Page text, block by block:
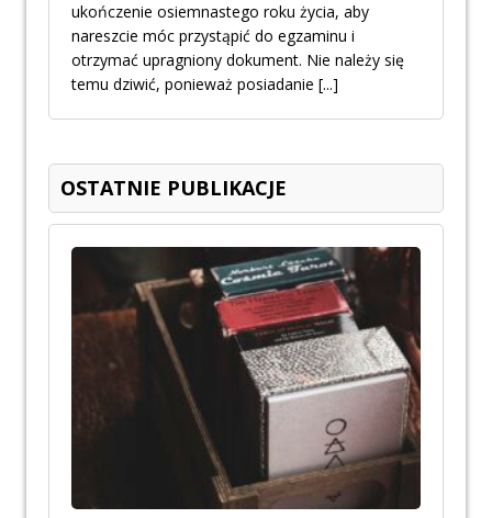
ukończenie osiemnastego roku życia, aby
nareszcie móc przystąpić do egzaminu i
otrzymać upragniony dokument. Nie należy się
temu dziwić, ponieważ posiadanie [...]
OSTATNIE PUBLIKACJE